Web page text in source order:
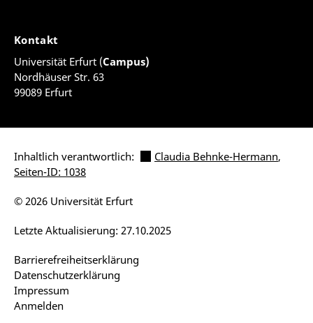
Kontakt
Universität Erfurt (Campus)
Nordhäuser Str. 63
99089 Erfurt
Inhaltlich verantwortlich: Claudia Behnke-Hermann,
Seiten-ID: 1038
Barrierefreiheitserklärung
Datenschutzerklärung
Impressum
Anmelden
Letzte Aktualisierung: 27.10.2025
© 2026 Universität Erfurt